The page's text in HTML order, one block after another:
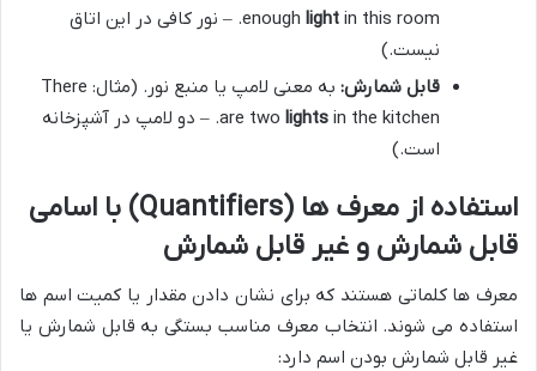
enough light
in this room. – نور کافی در این اتاق
نیست.)
قابل شمارش:
به معنی لامپ یا منبع نور. (مثال: There
are two lights
in the kitchen. – دو لامپ در آشپزخانه
است.)
استفاده از معرف ها (Quantifiers) با اسامی
قابل شمارش و غیر قابل شمارش
معرف ها کلماتی هستند که برای نشان دادن مقدار یا کمیت اسم ها
استفاده می شوند. انتخاب معرف مناسب بستگی به قابل شمارش یا
غیر قابل شمارش بودن اسم دارد: